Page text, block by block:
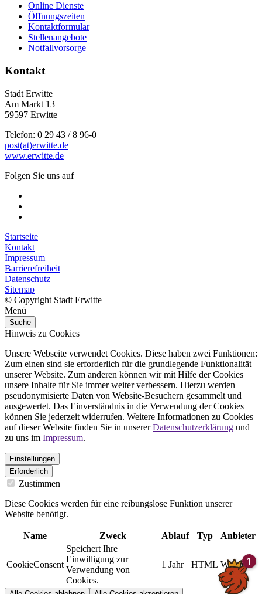
Online Dienste
Öffnungszeiten
Kontaktformular
Stellenangebote
Notfallvorsorge
Kontakt
Stadt Erwitte
Am Markt 13
59597 Erwitte
Telefon: 0 29 43 / 8 96-0
post(at)erwitte.de
www.erwitte.de
Folgen Sie uns auf
Startseite
Kontakt
Impressum
Barrierefreiheit
Datenschutz
Sitemap
© Copyright Stadt Erwitte
Menü
Suche
Hinweis zu Cookies
Unsere Webseite verwendet Cookies. Diese haben zwei Funktionen:
Zum einen sind sie erforderlich für die grundlegende Funktionalität
unserer Website. Zum anderen können wir mit Hilfe der Cookies
unsere Inhalte für Sie immer weiter verbessern. Hierzu werden
pseudonymisierte Daten von Website-Besuchern gesammelt und
ausgewertet. Das Einverständnis in die Verwendung der Cookies
können Sie jederzeit widerrufen. Weitere Informationen zu Cookies
auf dieser Website finden Sie in unsererDatenschutzerklärung und
zu uns im Impressum.
Einstellungen
Erforderlich
Zustimmen
Diese Cookies werden für eine reibungslose Funktion unserer
Website benötigt.
Name Zweck Ablauf Typ Anbieter
CookieConsent
Speichert Ihre
Einwilligung zur
Verwendung von
Cookies.
1 Jahr HTML Website